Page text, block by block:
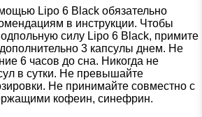
Lipo 6 Black обязательно
в инструкции. Чтобы
силу Lipo 6 Black, примите
3 капсулы днем. Не
6 часов до сна. Никогда не
в сутки. Не превышайте
Не принимайте совместно с
кофеин, синефрин.